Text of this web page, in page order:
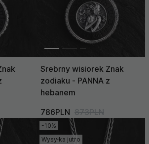
Srebrny wisiorek Znak
zodiaku - PANNA z
hebanem
786PLN 873PLN
-10%
Wysyłka jutro